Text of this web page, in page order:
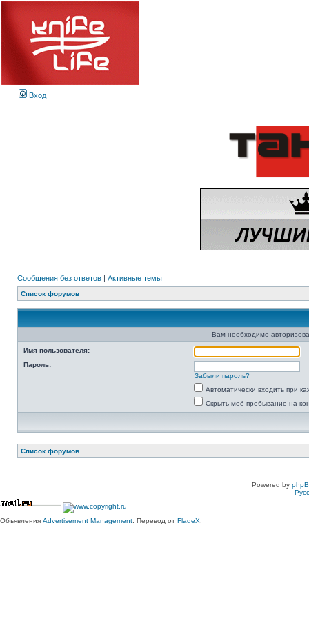
Вход
Сообщения без ответов | Активные темы
Список форумов
Вам необходимо
Имя пользователя:
Пароль:
Забыли пароль?
Автоматически входить при
Скрыть моё пребывание на
Список форумов
Powered by
Объявления Advertisement Management . Перевод от FladeX